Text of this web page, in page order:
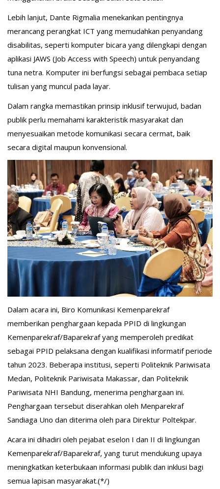
Lebih lanjut, Dante Rigmalia menekankan pentingnya
merancang perangkat ICT yang memudahkan penyandang
disabilitas, seperti komputer bicara yang dilengkapi dengan
aplikasi JAWS (Job Access with Speech) untuk penyandang
tuna netra. Komputer ini berfungsi sebagai pembaca setiap
tulisan yang muncul pada layar.
Dalam rangka memastikan prinsip inklusif terwujud, badan
publik perlu memahami karakteristik masyarakat dan
menyesuaikan metode komunikasi secara cermat, baik
secara digital maupun konvensional.
Dalam acara ini, Biro Komunikasi Kemenparekraf
memberikan penghargaan kepada PPID di lingkungan
Kemenparekraf/Baparekraf yang memperoleh predikat
sebagai PPID pelaksana dengan kualifikasi informatif periode
tahun 2023. Beberapa institusi, seperti Politeknik Pariwisata
Medan, Politeknik Pariwisata Makassar, dan Politeknik
Pariwisata NHI Bandung, menerima penghargaan ini.
Penghargaan tersebut diserahkan oleh Menparekraf
Sandiaga Uno dan diterima oleh para Direktur Poltekpar.
Acara ini dihadiri oleh pejabat eselon I dan II di lingkungan
Kemenparekraf/Baparekraf, yang turut mendukung upaya
meningkatkan keterbukaan informasi publik dan inklusi bagi
semua lapisan masyarakat.(*/)